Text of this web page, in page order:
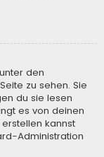
den
zu sehen. Sie
du sie lesen
es von deinen
kannst
Administration